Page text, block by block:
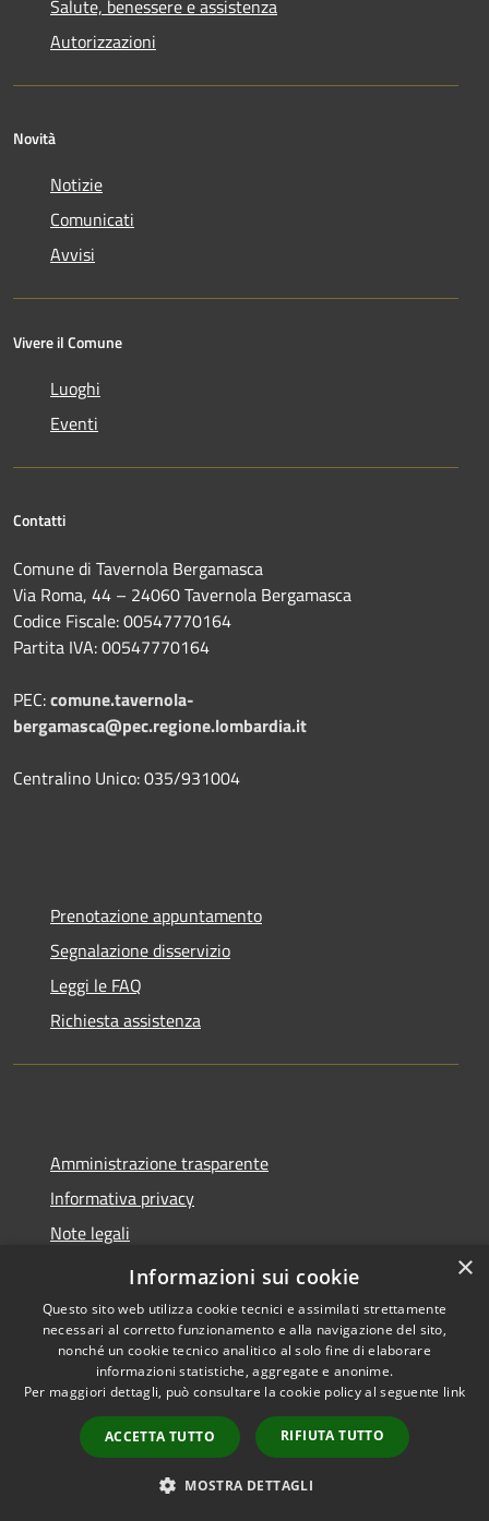
Salute, benessere e assistenza
Autorizzazioni
Novità
Notizie
Comunicati
Avvisi
Vivere il Comune
Luoghi
Eventi
Contatti
Comune di Tavernola Bergamasca
Via Roma, 44 – 24060 Tavernola Bergamasca
Codice Fiscale: 00547770164
Partita IVA: 00547770164
PEC:comune.tavernola-
bergamasca@pec.regione.lombardia.it
Centralino Unico: 035/931004
Prenotazione appuntamento
Segnalazione disservizio
Leggi le FAQ
Richiesta assistenza
Amministrazione trasparente
Informativa privacy
Note legali
Dichiarazione di accessibilità
Accessibilità
Copyright © 2026 • Comune di
Tavernola Bergamasca •
Powered byMunicipium
Accesso redazione
×
Informazioni sui cookie
Questo sito web utilizza cookie tecnici e assimilati strettamente
necessari al corretto funzionamento e alla navigazione del sito,
nonché un cookie tecnico analitico al solo fine di elaborare
informazioni statistiche, aggregate e anonime.
Per maggiori dettagli, può consultare la cookie policy al seguente link
ACCETTA TUTTO RIFIUTA TUTTO
MOSTRA DETTAGLI